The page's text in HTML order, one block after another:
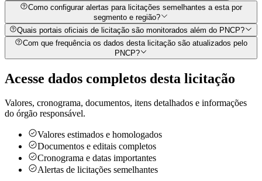
Como configurar alertas para licitações semelhantes a esta por
segmento e região?
Quais portais oficiais de licitação são monitorados além do PNCP?
Com que frequência os dados desta licitação são atualizados pelo
PNCP?
Acesse dados completos desta licitação
Valores, cronograma, documentos, itens detalhados e informações
do órgão responsável.
Valores estimados e homologados
Documentos e editais completos
Cronograma e datas importantes
Alertas de licitações semelhantes